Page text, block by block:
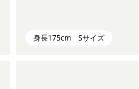
身長175cm Sサイズ